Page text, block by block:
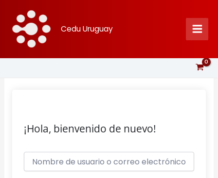
contenido
Cedu Uruguay
¡Hola, bienvenido de nuevo!